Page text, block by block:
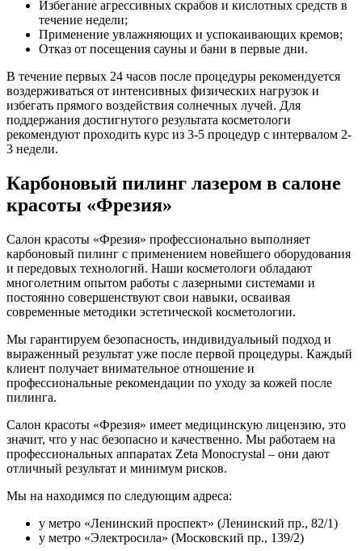
Избегание агрессивных скрабов и кислотных средств в
течение недели;
Применение увлажняющих и успокаивающих кремов;
Отказ от посещения сауны и бани в первые дни.
В течение первых 24 часов после процедуры рекомендуется
воздерживаться от интенсивных физических нагрузок и
избегать прямого воздействия солнечных лучей. Для
поддержания достигнутого результата косметологи
рекомендуют проходить курс из 3-5 процедур с интервалом 2-
3 недели.
Карбоновый пилинг лазером в салоне
красоты «Фрезия»
Салон красоты «Фрезия» профессионально выполняет
карбоновый пилинг с применением новейшего оборудования
и передовых технологий. Наши косметологи обладают
многолетним опытом работы с лазерными системами и
постоянно совершенствуют свои навыки, осваивая
современные методики эстетической косметологии.
Мы гарантируем безопасность, индивидуальный подход и
выраженный результат уже после первой процедуры. Каждый
клиент получает внимательное отношение и
профессиональные рекомендации по уходу за кожей после
пилинга.
Салон красоты «Фрезия» имеет медицинскую лицензию, это
значит, что у нас безопасно и качественно. Мы работаем на
профессиональных аппаратах Zeta Monocrystal – они дают
отличный результат и минимум рисков.
Мы на находимся по следующим адреса:
у метро «Ленинский проспект» (Ленинский пр., 82/1)
у метро «Электросила» (Московский пр., 139/2)